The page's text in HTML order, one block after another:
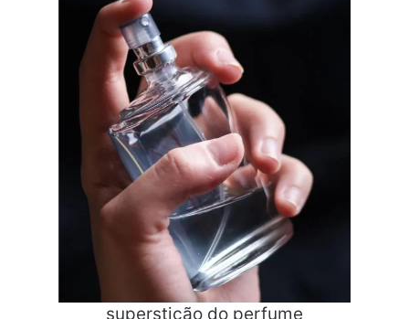
superstição do perfume